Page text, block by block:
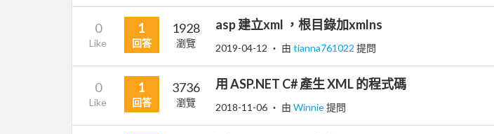
0
Like
1
回答
1928
瀏覽
asp 建立xml ，根目錄加xmlns
2019-04-12 ‧ 由 tianna761022 提問
0
Like
1
回答
3736
瀏覽
用 ASP.NET C# 產生 XML 的程式碼
2018-11-06 ‧ 由 Winnie提問